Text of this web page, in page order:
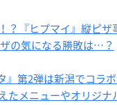
？『ヒプマイ』縦ピ
の気になる勝敗は…？
』第2弾は新潟でコラ
たメニューやオリジナ